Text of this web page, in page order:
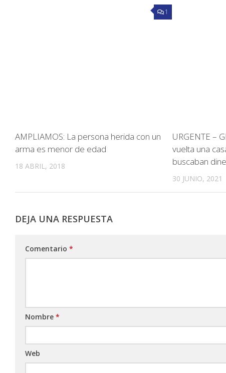
1
AMPLIAMOS: La persona herida con un
arma es menor de edad
18 ABRIL, 2018
URGENTE –
vuelta una
buscaban
30 JUNIO, 2021
DEJA UNA RESPUESTA
Comentario *
Nombre *
Web